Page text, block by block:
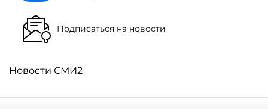
Подписаться на новости
Новости СМИ2